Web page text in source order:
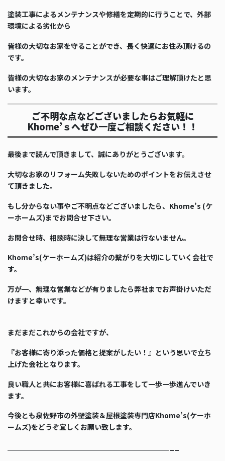
塗装工事によるメンテナンスや修繕を定期的に行うことで、外部
環境による劣化から
皆様の大切なお家を守ることができ、長く快適にお住み頂けるの
です。
皆様の大切なお家のメンテナンスが必要な事はご理解頂けたと思
います。
ご不明な点などございましたらお気軽に
Khome’ｓへぜひ一度ご相談ください！！
最後まで読んで頂きまして、誠にありがとうございます。
大切なお家のリフォーム失敗しないためのポイントをお伝えさせ
て頂きました。
もし分からない事やご不明点などございましたら、Khome’s (ケ
ーホームズ)までお問合せ下さい。
お問合せ時、相談時に決して無理な営業は行ないません。
Khome’s(ケーホームズ)は紹介の繋がりを大切にしていく会社で
す。
万が一、無理な営業などが有りましたら弊社までお声掛けいただ
けますと幸いです。
まだまだこれからの会社ですが、
『お客様に寄り添った価格と提案がしたい！』という思いで立ち
上げた会社となります。
良い職人と共にお客様に喜ばれる工事をして一歩一歩進んでいき
ます。
今後とも泉佐野市の外壁塗装＆屋根塗装専門店Khome’s(ケーホ
ームズ)をどうぞ宜しくお願い致します。